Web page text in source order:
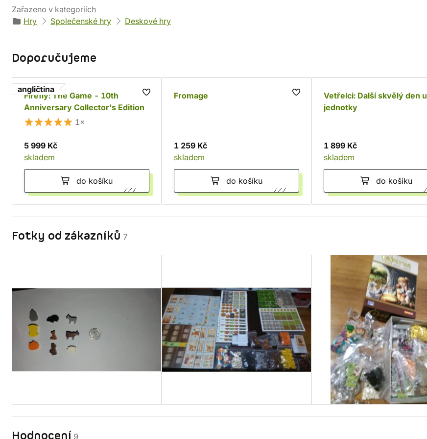
Zařazeno v kategoriích
Hry
Společenské hry Deskové hry
Doporučujeme
angličtina
Firefly: The Game - 10th
Anniversary Collector's Edition
1×
5 999 Kč
skladem
do košíku
Fromage
1 259 Kč
skladem
do košíku
Vetřelci: Další skvělý den u
jednotky
1 899 Kč
skladem
do košíku
Fotky od zákazníků 7
9